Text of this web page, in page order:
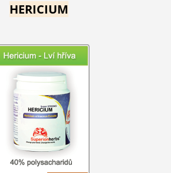
HERICIUM